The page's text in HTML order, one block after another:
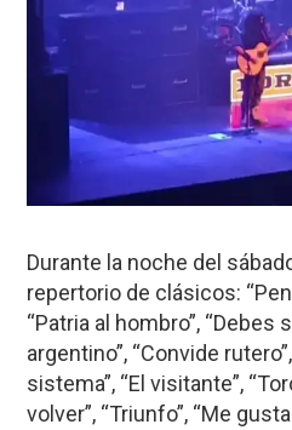
Durante la noche del
repertorio de clásicos:
“Patria al hombro”, “Debes
argentino”, “Convide
sistema”, “El visitante”,
volver”, “Triunfo”, “Me